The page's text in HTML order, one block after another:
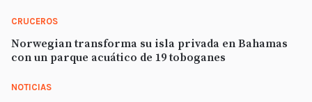
CRUCEROS
Norwegian transforma su isla privada en Bahamas
con un parque acuático de 19 toboganes
NOTICIAS